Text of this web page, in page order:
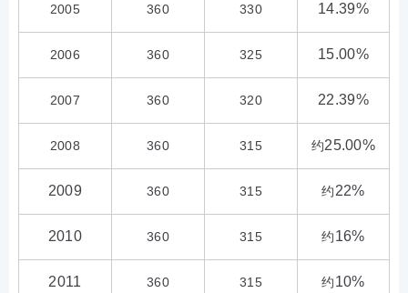
2005 360 330 14.39%
2006 360 325 15.00%
2007 360 320 22.39%
2008 360 315 约25.00%
2009 360 315 约 22%
2010 360 315 约 16%
2011 360 315 约 10%